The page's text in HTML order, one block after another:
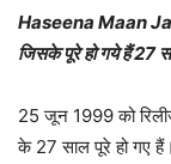
Haseena Maan
जिसके पूरे हो गये हैं 27
25 जून 1999 को
के 27 साल पूरे हो गए हैं।